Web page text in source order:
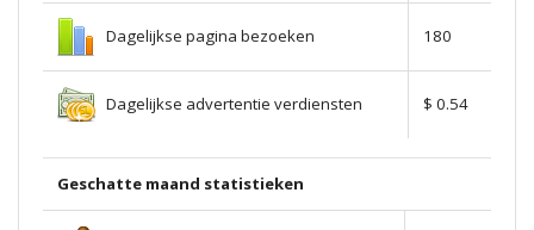
Dagelijkse pagina bezoeken 180
Dagelijkse advertentie verdiensten $ 0.54
Geschatte maand statistieken